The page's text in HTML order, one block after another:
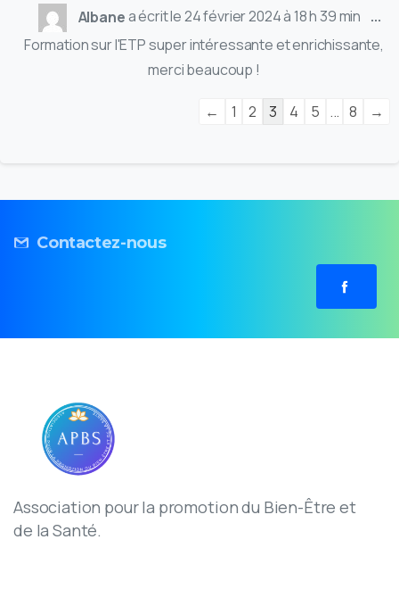
Albanea écrit le24 février 2024à 18 h 39 min
Formation sur l'ETP super intéressante et enrichissante,
merci beaucoup !
...
← 1 2 3 4 5 ... 8 →
Contactez-nous
Association pour la promotion du Bien-Être et
de la Santé.